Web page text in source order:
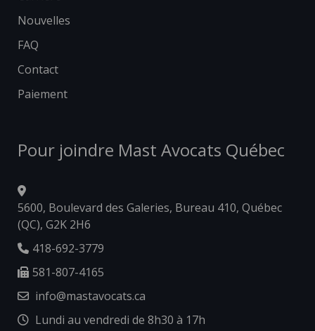
Nouvelles
FAQ
Contact
Paiement
Pour joindre Mast Avocats Québec
5600, Boulevard des Galeries, Bureau 410, Québec
(QC), G2K 2H6
418-692-3779
581-807-4165
info@mastavocats.ca
Lundi au vendredi de 8h30 à 17h